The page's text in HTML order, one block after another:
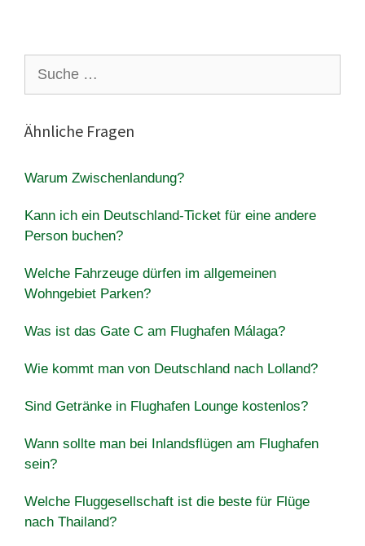
nach:
Ähnliche Fragen
Warum Zwischenlandung?
Kann ich ein Deutschland-Ticket für eine andere
Person buchen?
Welche Fahrzeuge dürfen im allgemeinen
Wohngebiet Parken?
Was ist das Gate C am Flughafen Málaga?
Wie kommt man von Deutschland nach Lolland?
Sind Getränke in Flughafen Lounge kostenlos?
Wann sollte man bei Inlandsflügen am Flughafen
sein?
Welche Fluggesellschaft ist die beste für Flüge
nach Thailand?